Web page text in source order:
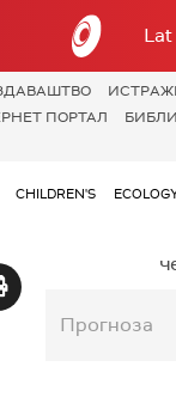
Lat
ПОРТАЛ
CHILDREN'S
Прогноза